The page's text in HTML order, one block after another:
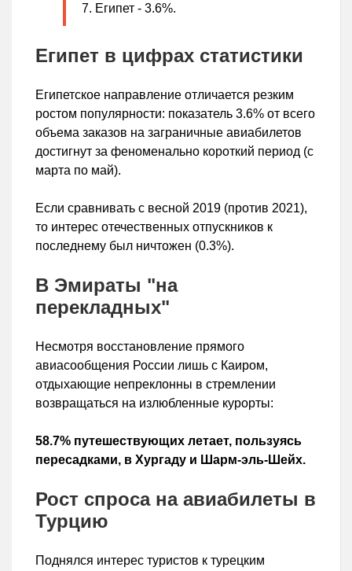
Египет - 3.6%.
Египет в цифрах статистики
Египетское направление отличается резким
ростом популярности: показатель 3.6% от всего
объема заказов на заграничные авиабилетов
достигнут за феноменально короткий период (с
марта по май).
Если сравнивать с весной 2019 (против 2021),
то интерес отечественных отпускников к
последнему был ничтожен (0.3%).
В Эмираты "на
перекладных"
Несмотря восстановление прямого
авиасообщения России лишь с Каиром,
отдыхающие непреклонны в стремлении
возвращаться на излюбленные курорты:
58.7% путешествующих летает, пользуясь
пересадками, в Хургаду и Шарм-эль-Шейх.
Рост спроса на авиабилеты в
Турцию
Поднялся интерес туристов к турецким